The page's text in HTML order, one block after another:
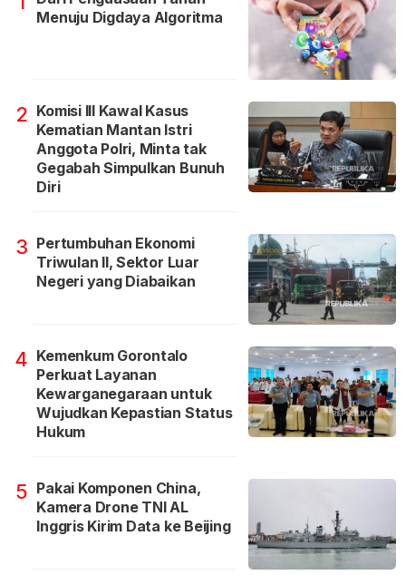
Menuju Digdaya Algoritma
2 Komisi III Kawal Kasus
Kematian Mantan Istri
Anggota Polri, Minta tak
Gegabah Simpulkan Bunuh
Diri
3 Pertumbuhan Ekonomi
Triwulan II, Sektor Luar
Negeri yang Diabaikan
4 Kemenkum Gorontalo
Perkuat Layanan
Kewarganegaraan untuk
Wujudkan Kepastian Status
Hukum
5 Pakai Komponen China,
Kamera Drone TNI AL
Inggris Kirim Data ke Beijing